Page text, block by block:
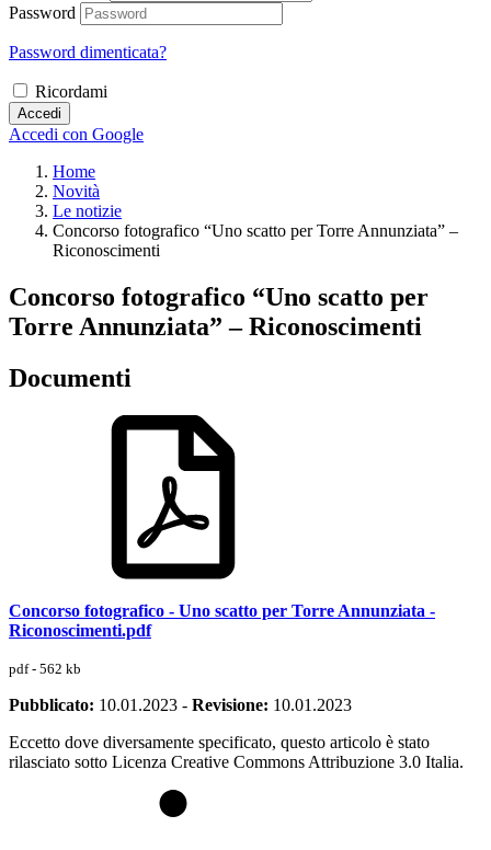
Password
Password dimenticata?
Ricordami
Accedi
Accedi con Google
Home
Novità
Le notizie
Concorso fotografico “Uno scatto per Torre Annunziata” –
Riconoscimenti
Concorso fotografico “Uno scatto per
Torre Annunziata” – Riconoscimenti
Documenti
Concorso fotografico - Uno scatto per Torre Annunziata -
Riconoscimenti.pdf
pdf - 562 kb
Pubblicato: 10.01.2023 - Revisione: 10.01.2023
Eccetto dove diversamente specificato, questo articolo è stato
rilasciato sotto Licenza Creative Commons Attribuzione 3.0 Italia.